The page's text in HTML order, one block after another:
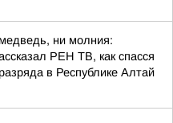
ни молния:
РЕН ТВ, как спасся
в Республике Алтай